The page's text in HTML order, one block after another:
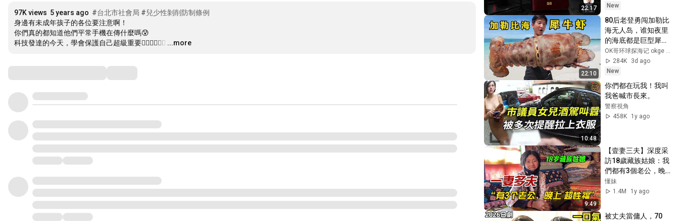
97K views 5 years ago #台北市社會局 #兒少性剝削防制條例
身邊有未成年孩子的各位要注意啊！
你們真的都知道他們平常手機在傳什麼嗎😰
科技發達的今天，學會保護自己超級重要👍🏻👍🏻👍🏻 …
...more
22:17
Regulations ...
New
22:10
80后老登勇闯加勒比
海无人岛，谁知夜里
的海底都是巨型犀牛
虾！#巴哈马 #荒岛
探索 #鲨鱼 #赶海 #
唐冠螺 #拿骚石斑 #
加勒比海
284K
3d ago
New
10:48
你們都在玩我！我叫
我爸喊市長來。
警察視角
458K
1y ago
9:49
【壹妻三夫】深度采
訪18歲藏族姑娘：我
們都有3個老公，晚
上超性福！我們藏族
的愛情阿！
懂妹
1.4M
1y ago
被丈夫當傭人，70